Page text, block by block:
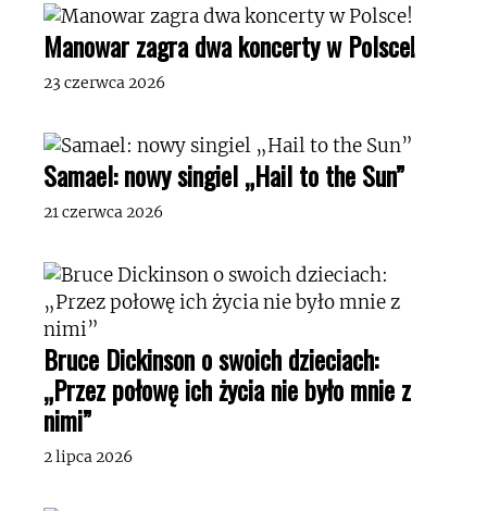
Manowar zagra dwa koncerty w Polsce!
23 czerwca 2026
Samael: nowy singiel „Hail to the Sun”
21 czerwca 2026
Bruce Dickinson o swoich dzieciach:
„Przez połowę ich życia nie było mnie z
nimi”
2 lipca 2026